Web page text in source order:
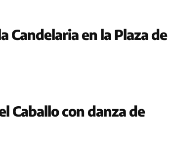
Candelaria en la Plaza de
Caballo con danza de